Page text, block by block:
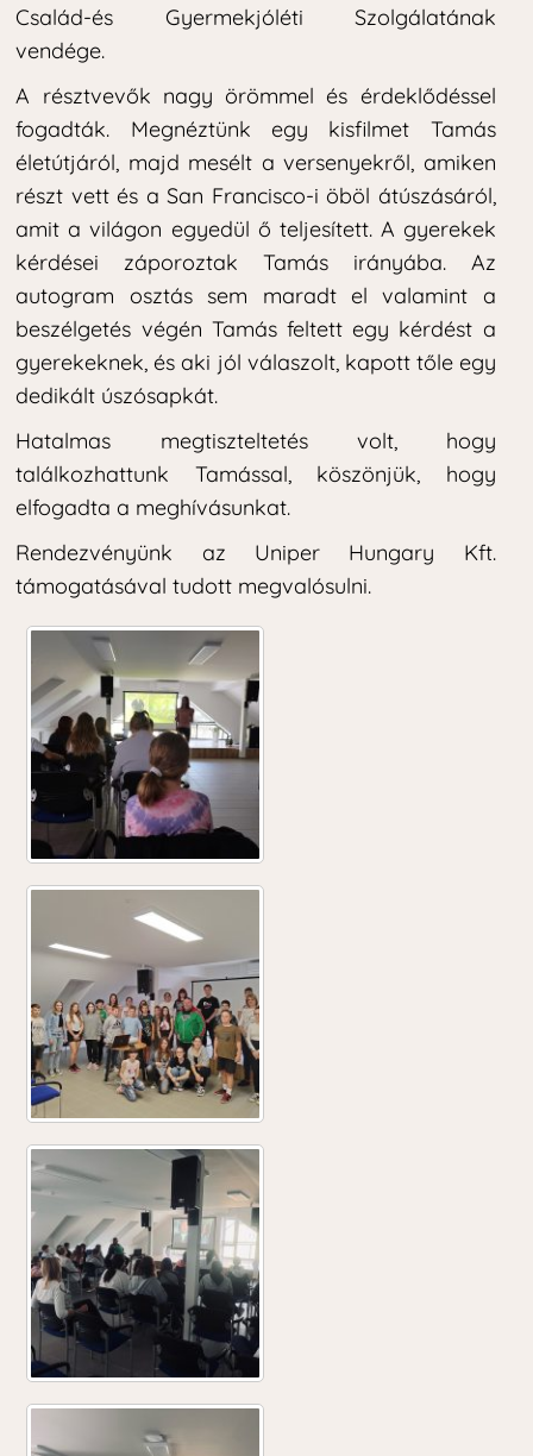
Család-és Gyermekjóléti Szolgálatának
vendége.
A résztvevők nagy örömmel és érdeklődéssel
fogadták. Megnéztünk egy kisfilmet Tamás
életútjáról, majd mesélt a versenyekről, amiken
részt vett és a San Francisco-i öböl átúszásáról,
amit a világon egyedül ő teljesített. A gyerekek
kérdései záporoztak Tamás irányába. Az
autogram osztás sem maradt el valamint a
beszélgetés végén Tamás feltett egy kérdést a
gyerekeknek, és aki jól válaszolt, kapott tőle egy
dedikált úszósapkát.
Hatalmas megtiszteltetés volt, hogy
találkozhattunk Tamással, köszönjük, hogy
elfogadta a meghívásunkat.
Rendezvényünk az Uniper Hungary Kft.
támogatásával tudott megvalósulni.